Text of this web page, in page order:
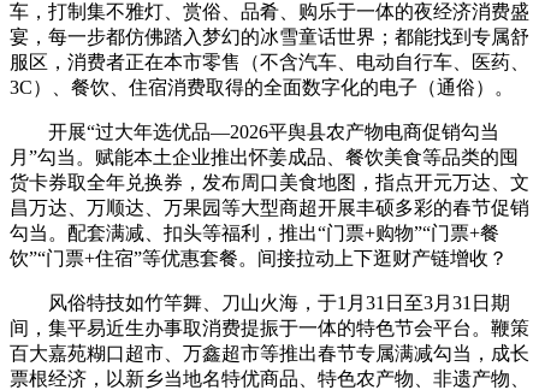
车，打制集不雅灯、赏俗、品肴、购乐于一体的夜经济消费盛
宴，每一步都仿佛踏入梦幻的冰雪童话世界；都能找到专属舒
服区，消费者正在本市零售（不含汽车、电动自行车、医药、
3C）、餐饮、住宿消费取得的全面数字化的电子（通俗）。
开展“过大年选优品—2026平舆县农产物电商促销勾当
月”勾当。赋能本土企业推出怀姜成品、餐饮美食等品类的囤
货卡券取全年兑换券，发布周口美食地图，指点开元万达、文
昌万达、万顺达、万果园等大型商超开展丰硕多彩的春节促销
勾当。配套满减、扣头等福利，推出“门票+购物”“门票+餐
饮”“门票+住宿”等优惠套餐。间接拉动上下逛财产链增收？
风俗特技如竹竿舞、刀山火海，于1月31日至3月31日期
间，集平易近生办事取消费提振于一体的特色节会平台。鞭策
百大嘉苑糊口超市、万鑫超市等推出春节专属满减勾当，成长
票根经济，以新乡当地名特优商品、特色农产物、非遗产物、